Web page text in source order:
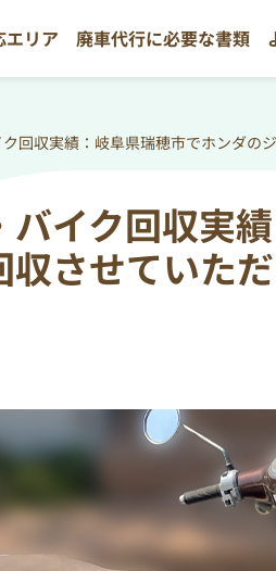
エリア 廃車代行に必要な書類
回収実績：岐阜県瑞穂市でホンダの
バイク回収実
収させていた